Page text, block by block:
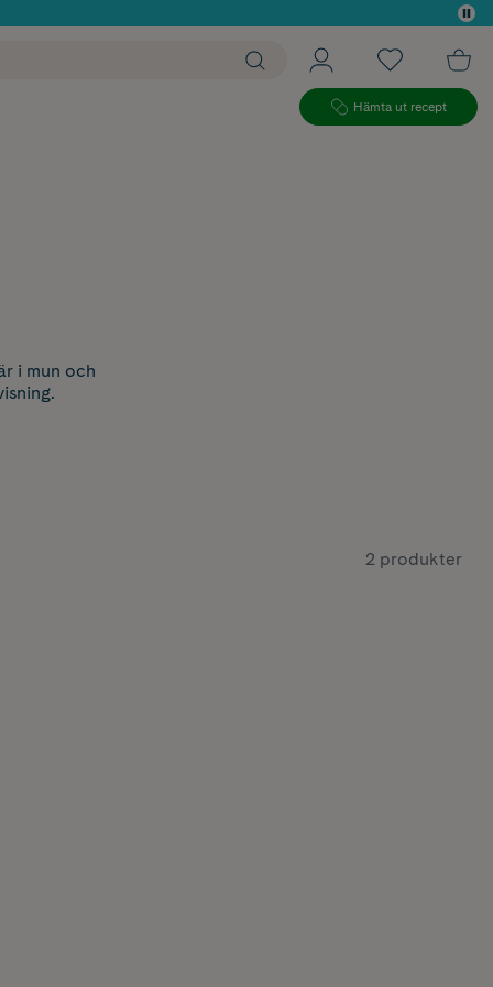
Hämta ut recept
i mun och
2 produkter